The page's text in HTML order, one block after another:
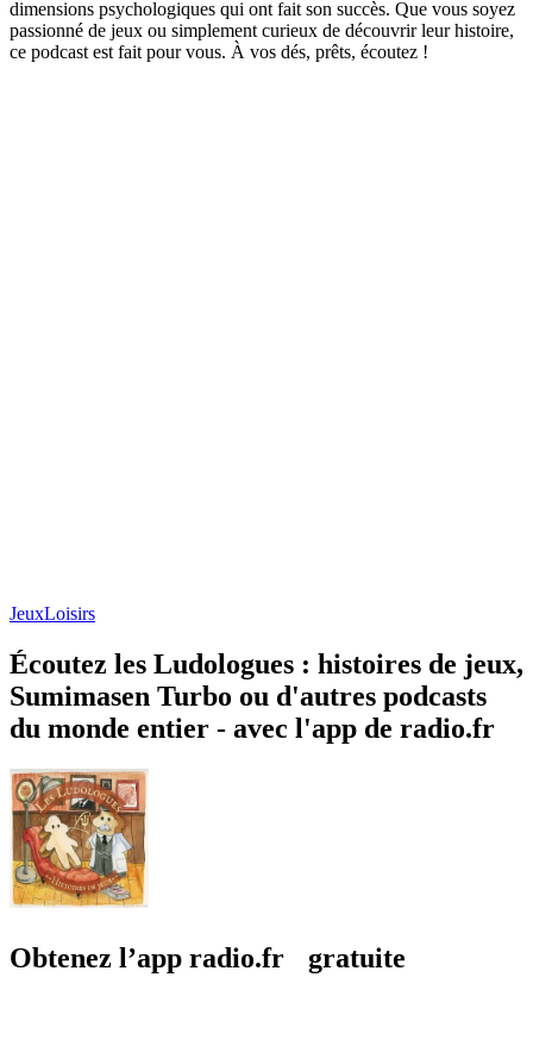
dimensions psychologiques qui ont fait son succès. Que vous soyez
passionné de jeux ou simplement curieux de découvrir leur histoire,
ce podcast est fait pour vous. À vos dés, prêts, écoutez !
JeuxLoisirs
Écoutez les Ludologues : histoires de jeux,
Sumimasen Turbo ou d'autres podcasts
du monde entier - avec l'app de radio.fr
Obtenez l’app radio.fr gratuite